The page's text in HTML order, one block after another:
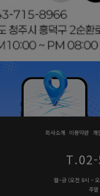
회사소개 이용약관 개
월~금 (오전 8시 ~
주